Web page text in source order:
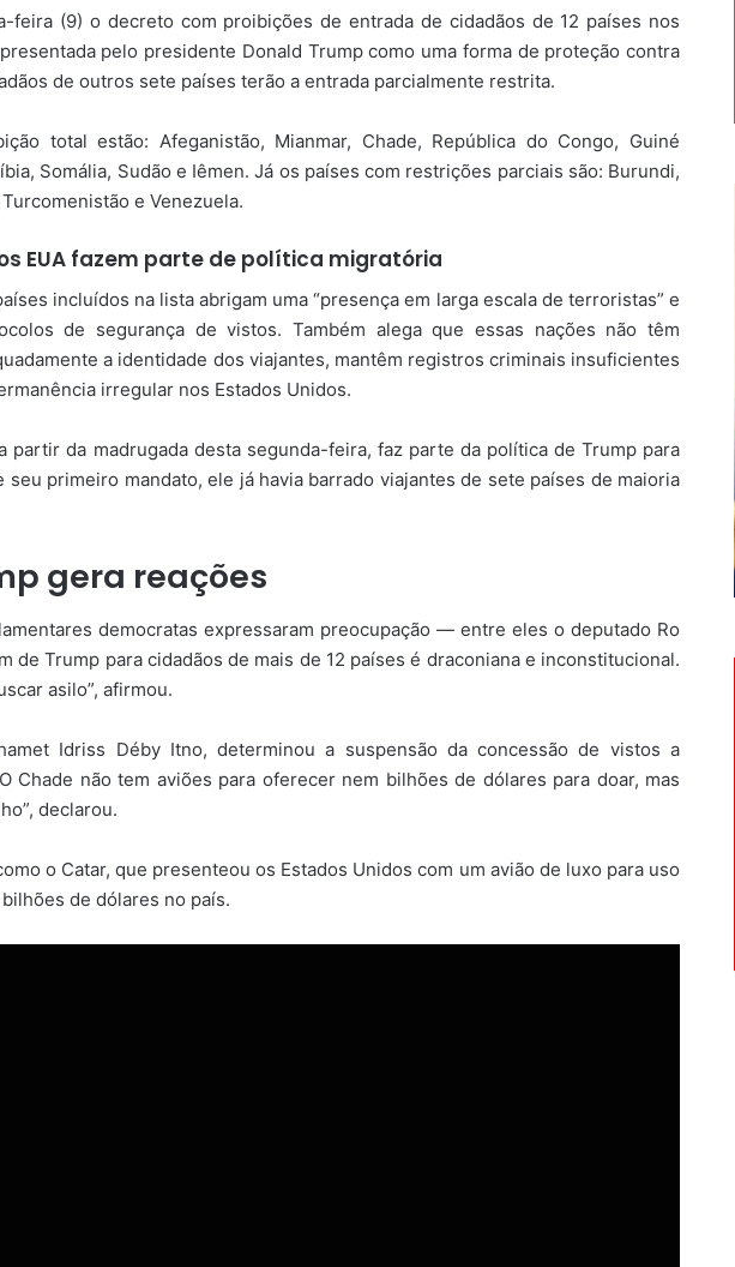
feira (9) o decreto com proibições de entrada de cidadãos de 12 países nos
pelo presidente Donald Trump como uma forma de proteção contra
de outros sete países terão a entrada parcialmente restrita.
total estão: Afeganistão, Mianmar, Chade, República do Congo, Guiné
Somália, Sudão e Iêmen. Já os países com restrições parciais são: Burundi,
e Venezuela.
EUA fazem parte de política migratória
incluídos na lista abrigam uma “presença em larga escala de terroristas” e
de segurança de vistos. Também alega que essas nações não têm
a identidade dos viajantes, mantêm registros criminais insuficientes
irregular nos Estados Unidos.
partir da madrugada desta segunda-feira, faz parte da política de Trump para
primeiro mandato, ele já havia barrado viajantes de sete países de maioria
gera reações
democratas expressaram preocupação — entre eles o deputado Ro
de Trump para cidadãos de mais de 12 países é draconiana e inconstitucional.
asilo”, afirmou.
Idriss Déby Itno, determinou a suspensão da concessão de vistos a
Chade não tem aviões para oferecer nem bilhões de dólares para doar, mas
declarou.
o Catar, que presenteou os Estados Unidos com um avião de luxo para uso
de dólares no país.